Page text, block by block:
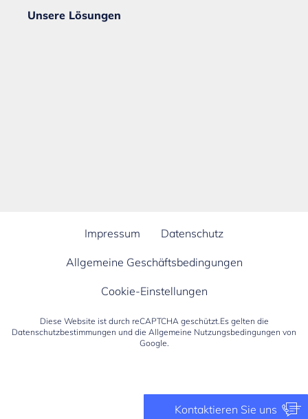
Unsere Lösungen
Impressum Datenschutz
Allgemeine Geschäftsbedingungen
Cookie-Einstellungen
Diese Website ist durch reCAPTCHA geschützt.Es gelten die
Datenschutzbestimmungen und die Allgemeine Nutzungsbedingungen von
Google.
Kontaktieren Sie uns